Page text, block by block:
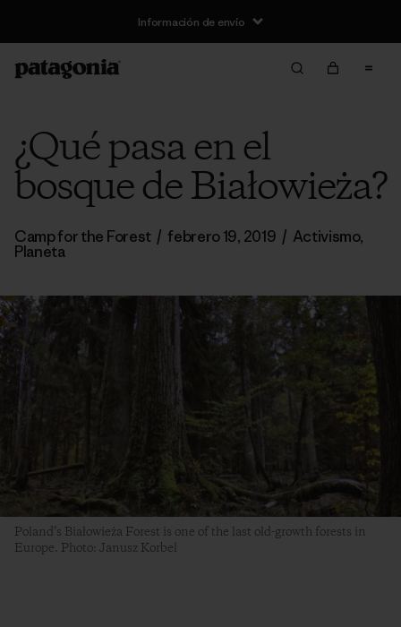
Información de envío
¿Qué pasa en el
bosque de Białowieża?
Camp for the Forest / febrero 19, 2019 / Activismo,
Planeta
Poland’s Białowieża Forest is one of the last old-growth forests in
Europe. Photo: Janusz Korbel